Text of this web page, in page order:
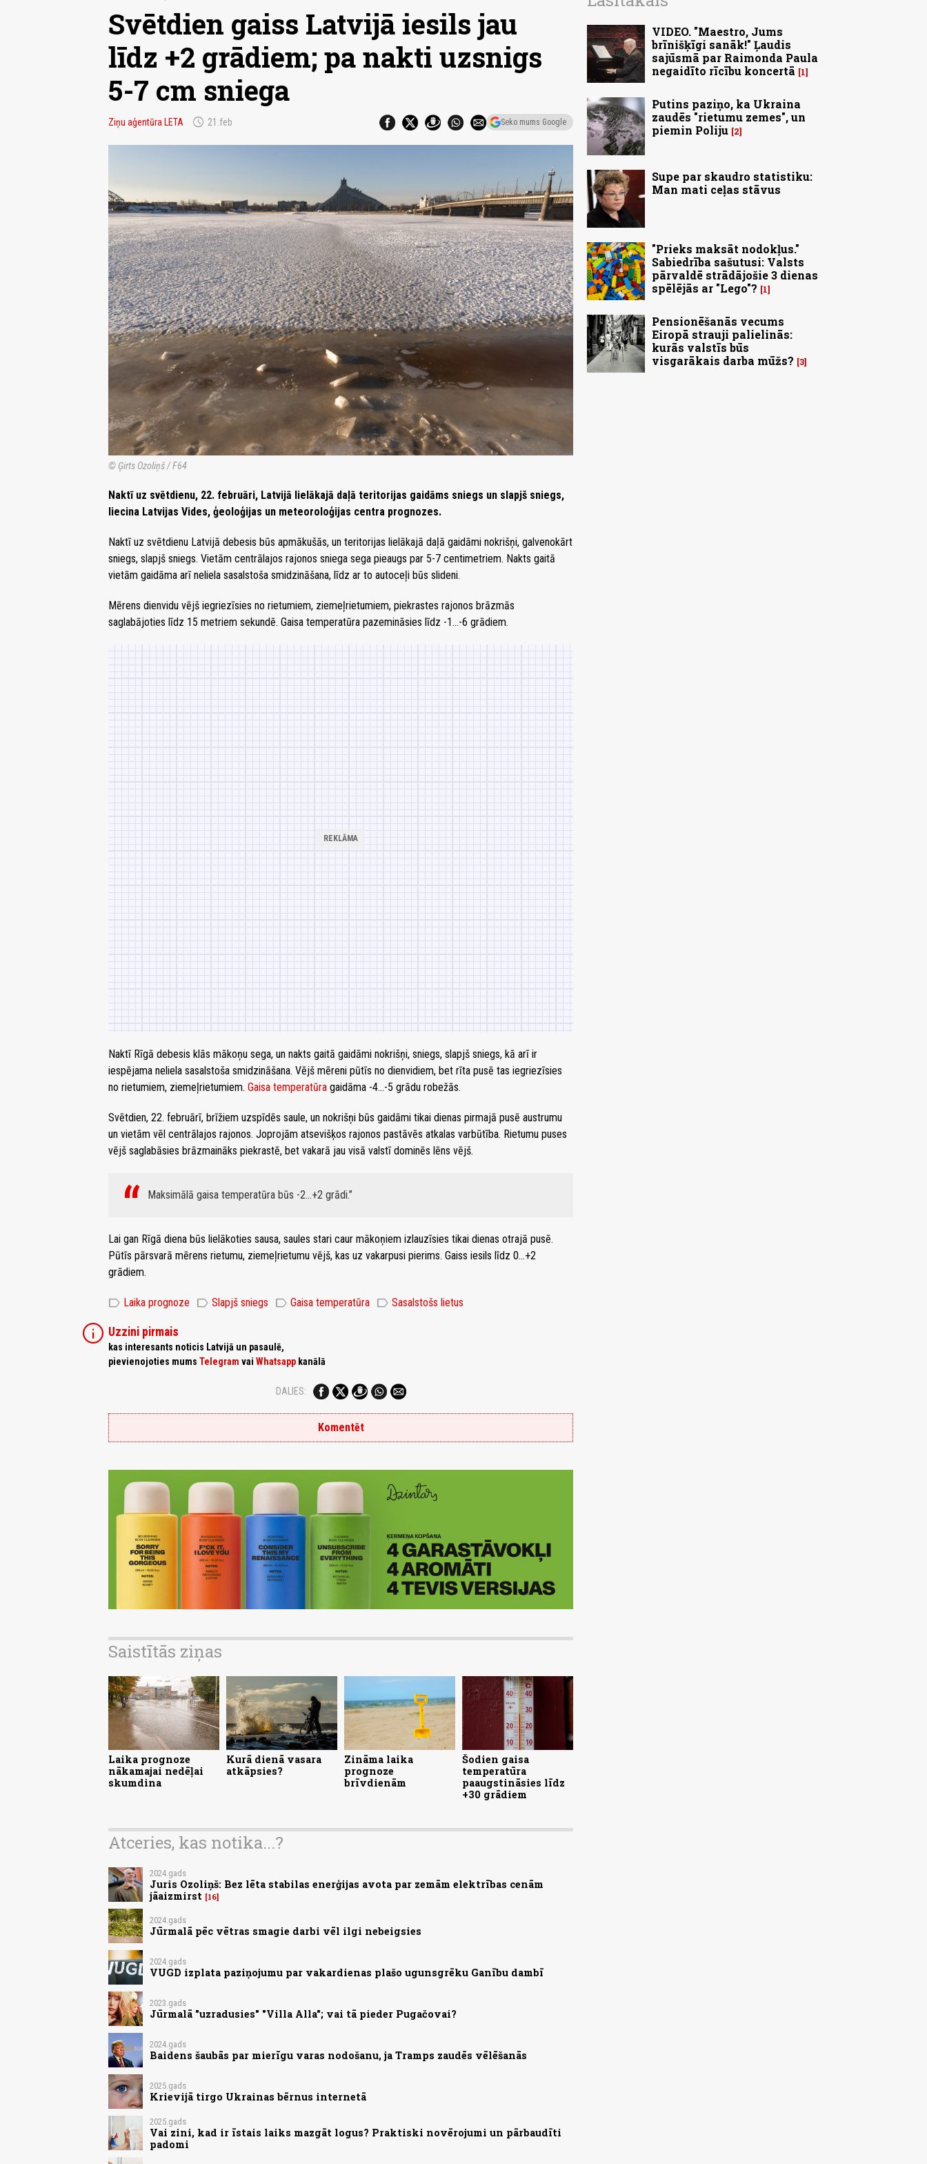
Svētdien gaiss Latvijā iesils jau
līdz +2 grādiem; pa nakti uzsnigs
5-7 cm sniega
Ziņu aģentūra LETA schedule 21.feb Seko mums Google
© Ģirts Ozoliņš / F64
Naktī uz svētdienu, 22. februāri, Latvijā lielākajā daļā teritorijas gaidāms sniegs un slapjš sniegs,
liecina Latvijas Vides, ģeoloģijas un meteoroloģijas centra prognozes.
Naktī uz svētdienu Latvijā debesis būs apmākušās, un teritorijas lielākajā daļā gaidāmi nokrišņi, galvenokārt
sniegs, slapjš sniegs. Vietām centrālajos rajonos sniega sega pieaugs par 5-7 centimetriem. Nakts gaitā
vietām gaidāma arī neliela sasalstoša smidzināšana, līdz ar to autoceļi būs slideni.
Mērens dienvidu vējš iegriezīsies no rietumiem, ziemeļrietumiem, piekrastes rajonos brāzmās
saglabājoties līdz 15 metriem sekundē. Gaisa temperatūra pazemināsies līdz -1...-6 grādiem.
Naktī Rīgā debesis klās mākoņu sega, un nakts gaitā gaidāmi nokrišņi, sniegs, slapjš sniegs, kā arī ir
iespējama neliela sasalstoša smidzināšana. Vējš mēreni pūtīs no dienvidiem, bet rīta pusē tas iegriezīsies
no rietumiem, ziemeļrietumiem. Gaisa temperatūra gaidāma -4...-5 grādu robežās.
Svētdien, 22. februārī, brīžiem uzspīdēs saule, un nokrišņi būs gaidāmi tikai dienas pirmajā pusē austrumu
un vietām vēl centrālajos rajonos. Joprojām atsevišķos rajonos pastāvēs atkalas varbūtība. Rietumu puses
vējš saglabāsies brāzmaināks piekrastē, bet vakarā jau visā valstī dominēs lēns vējš.
Maksimālā gaisa temperatūra būs -2...+2 grādi.
Lai gan Rīgā diena būs lielākoties sausa, saules stari caur mākoņiem izlauzīsies tikai dienas otrajā pusē.
Pūtīs pārsvarā mērens rietumu, ziemeļrietumu vējš, kas uz vakarpusi pierims. Gaiss iesils līdz 0...+2
grādiem.
label Laika prognoze label Slapjš sniegs label Gaisa temperatūra label Sasalstošs lietus
info Uzzini pirmais
kas interesants noticis Latvijā un pasaulē,
pievienojoties mums Telegram vai Whatsapp kanālā
DALIES:
Komentēt
Saistītās ziņas
Laika prognoze
nākamajai nedēļai
skumdina
Kurā dienā vasara
atkāpsies?
Zināma laika
prognoze
brīvdienām
Šodien gaisa
temperatūra
paaugstināsies līdz
+30 grādiem
Atceries, kas notika...?
2024.gads
Juris Ozoliņš: Bez lēta stabilas enerģijas avota par zemām elektrības cenām
jāaizmirst 16
2024.gads
Jūrmalā pēc vētras smagie darbi vēl ilgi nebeigsies
2024.gads
VUGD izplata paziņojumu par vakardienas plašo ugunsgrēku Ganību dambī
2023.gads
Jūrmalā "uzradusies" "Villa Alla"; vai tā pieder Pugačovai?
2024.gads
Baidens šaubās par mierīgu varas nodošanu, ja Tramps zaudēs vēlēšanās
2025.gads
Krievijā tirgo Ukrainas bērnus internetā
2025.gads
Vai zini, kad ir īstais laiks mazgāt logus? Praktiski novērojumi un pārbaudīti
padomi
VIDEO. "Maestro, Jums
brīnišķīgi sanāk!" Ļaudis
sajūsmā par Raimonda Paula
negaidīto rīcību koncertā
1
Putins paziņo, ka Ukraina
zaudēs "rietumu zemes", un
piemin Poliju 2
Supe par skaudro statistiku:
Man mati ceļas stāvus
"Prieks maksāt nodokļus."
Sabiedrība sašutusi: Valsts
pārvaldē strādājošie 3 dienas
spēlējās ar "Lego"?
1
Pensionēšanās vecums
Eiropā strauji palielinās:
kurās valstīs būs
visgarākais darba mūžs? 3